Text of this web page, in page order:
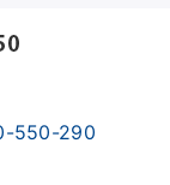
550-290